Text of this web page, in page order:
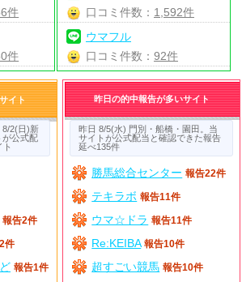
件
件
口コミ件数： 1,592件
ウマフル
口コミ件数： 92件
イト
2(日)新
が公式配
報告2件
件
報告1件
昨日の的中報告が多いサイト
昨日 8/5(水) 門別・船橋・園田。当
サイトが公式配当と確認できた報告
延べ135件
勝馬総合センター 報告22件
テキラボ 報告11件
ウマ☆ドラ 報告11件
Re:KEIBA 報告10件
超すごい競馬 報告10件